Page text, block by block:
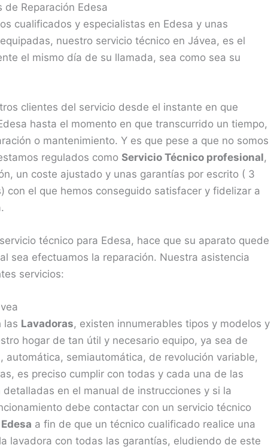
de Reparación Edesa
cualificados y especialistas en Edesa y unas
nuestro servicio técnico en Jávea, es el
el mismo día de su llamada, sea como sea su
clientes del servicio desde el instante en que
hasta el momento en que transcurrido un tiempo,
o mantenimiento. Y es que pese a que no somos
regulados como Servicio Técnico profesional,
un coste ajustado y unas garantías por escrito ( 3
con el que hemos conseguido satisfacer y fidelizar a
técnico para Edesa, hace que su aparato quede
sea efectuamos la reparación. Nuestra asistencia
servicios:
las Lavadoras, existen innumerables tipos y modelos y
hogar de tan útil y necesario equipo, ya sea de
automática, semiautomática, de revolución variable,
es preciso cumplir con todas y cada una de las
en el manual de instrucciones y si la
debe contactar con un servicio técnico
a fin de que un técnico cualificado realice una
lavadora con todas las garantías, eludiendo de este